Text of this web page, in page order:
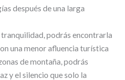
después de una larga
podrás encontrarla
una menor afluencia turística
de montaña, podrás
y el silencio que solo la